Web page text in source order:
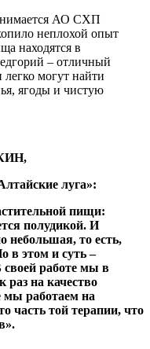
АО СХП
неплохой опыт
находятся в
– отличный
могут найти
ягоды и чистую
луга»:
пищи:
полудикой. И
небольшая, то есть,
в этом и суть –
работе мы в
раз на качество
мы работаем на
часть той терапии, что